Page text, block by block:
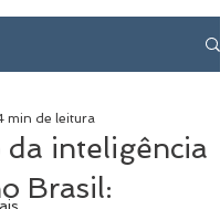
da inteligência
Brasil:
min de leitura